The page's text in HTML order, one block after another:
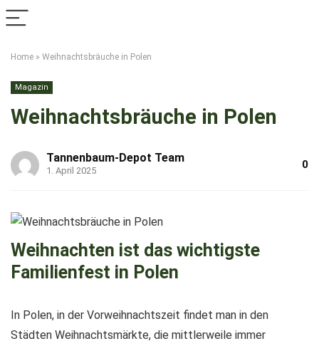
Home » Weihnachtsbräuche in Polen
Magazin
Weihnachtsbräuche in Polen
Tannenbaum-Depot Team
1. April 2025 0
Weihnachten ist das wichtigste
Familienfest in Polen
In Polen, in der Vorweihnachtszeit findet man in den
Städten Weihnachtsmärkte, die mittlerweile immer